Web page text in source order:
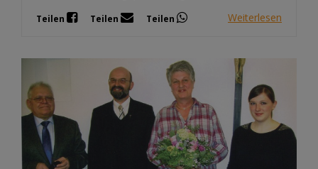
Teilen Teilen Teilen Weiterlesen